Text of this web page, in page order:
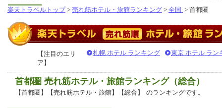
楽天トラベルトップ> 売れ筋ホテル・旅館ランキング > 全国 > 首都圏
【注目のエリ
ア】
札幌 ホテル ランキング 東京 ホテル ラン
首都圏 売れ筋ホテル・旅館ランキング（総合）
【首都圏】【売れ筋ホテル・旅館】【総合】 のランキングです。